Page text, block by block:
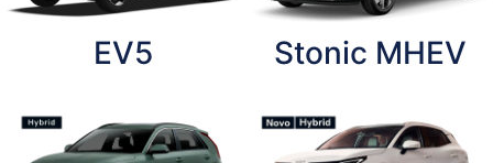
EV5 Stonic MHEV